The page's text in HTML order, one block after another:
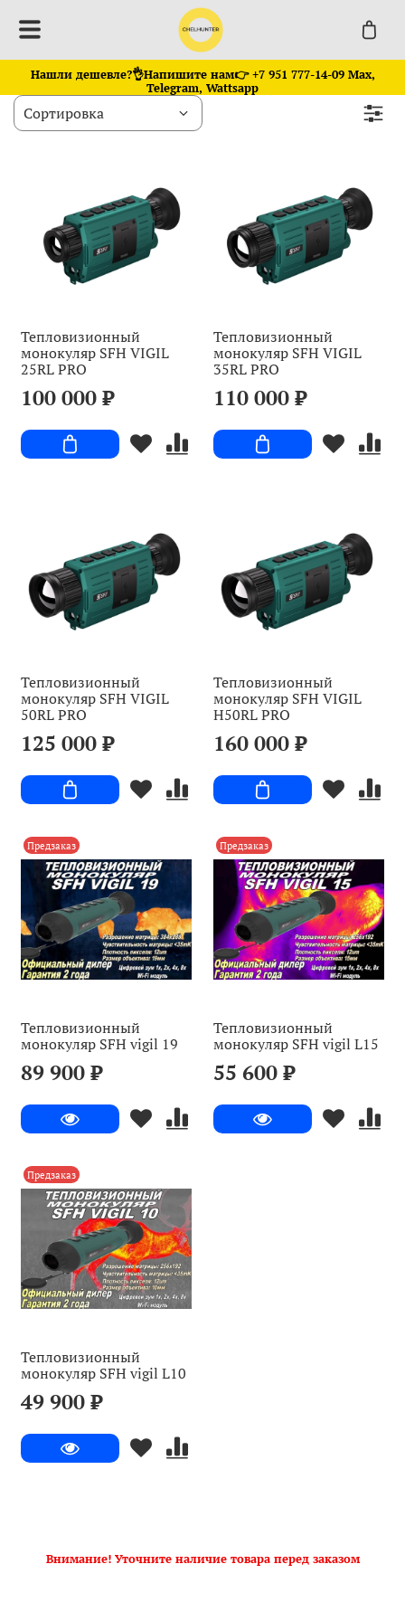
Нашли дешевле?👌Напишите нам👉 +7 951 777-14-09 Max,
Telegram, Wattsapp
Тепловизионный
монокуляр SFH VIGIL
25RL PRO
100 000 ₽
Тепловизионный
монокуляр SFH VIGIL
35RL PRO
110 000 ₽
Тепловизионный
монокуляр SFH VIGIL
50RL PRO
125 000 ₽
Тепловизионный
монокуляр SFH VIGIL
H50RL PRO
160 000 ₽
Предзаказ
Тепловизионный
монокуляр SFH vigil 19
89 900 ₽
Предзаказ
Тепловизионный
монокуляр SFH vigil L15
55 600 ₽
Предзаказ
Тепловизионный
монокуляр SFH vigil L10
49 900 ₽
Внимание! Уточните наличие товара перед заказом